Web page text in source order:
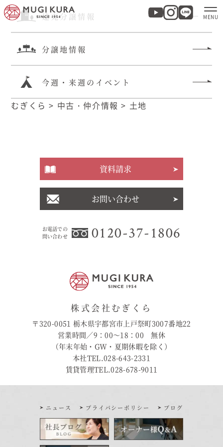
ホーム
分譲地・建売情報
モデルハウス
実例集・お客様の声
家づくりについて
むぎくらについて
ニュース ブログ
イベント
オーナー様Q&A
資料請求
お電話での
お問い合わ
0120-37-
1806
建売分譲情報
分譲地情報
今週・来週のイベント
むぎくら > 中古・仲介情報 > 土地
お電話での
問い合わせ
0120-37-1806
資料請求
お問い合わせ
株式会社むぎくら
〒320-0051 栃木県宇都宮市上戸祭町3007番地22
営業時間／9：00〜18：00 無休
（年末年始・GW・夏期休暇を除く）
本社TEL.028-643-2331
賃貸管理TEL.028-678-9011
ニュース プライバシーポリシー ブログ